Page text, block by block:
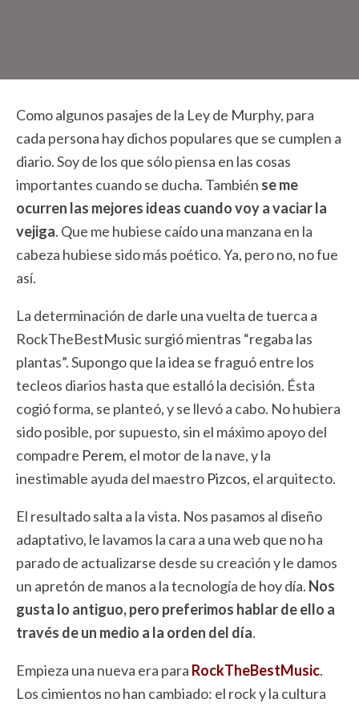
Como algunos pasajes de la Ley de Murphy, para
cada persona hay dichos populares que se cumplen a
diario. Soy de los que sólo piensa en las cosas
importantes cuando se ducha. También se me
ocurren las mejores ideas cuando voy a vaciar la
vejiga. Que me hubiese caído una manzana en la
cabeza hubiese sido más poético. Ya, pero no, no fue
así.
La determinación de darle una vuelta de tuerca a
RockTheBestMusic surgió mientras “regaba las
plantas”. Supongo que la idea se fraguó entre los
tecleos diarios hasta que estalló la decisión. Ésta
cogió forma, se planteó, y se llevó a cabo. No hubiera
sido posible, por supuesto, sin el máximo apoyo del
compadre Perem, el motor de la nave, y la
inestimable ayuda del maestro Pizcos, el arquitecto.
El resultado salta a la vista. Nos pasamos al diseño
adaptativo, le lavamos la cara a una web que no ha
parado de actualizarse desde su creación y le damos
un apretón de manos a la tecnología de hoy día. Nos
gusta lo antiguo, pero preferimos hablar de ello a
través de un medio a la orden del día.
Empieza una nueva era para RockTheBestMusic.
Los cimientos no han cambiado: el rock y la cultura